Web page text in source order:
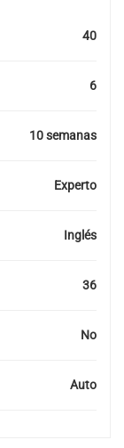
40
6
10 semanas
Experto
Inglés
36
No
Auto